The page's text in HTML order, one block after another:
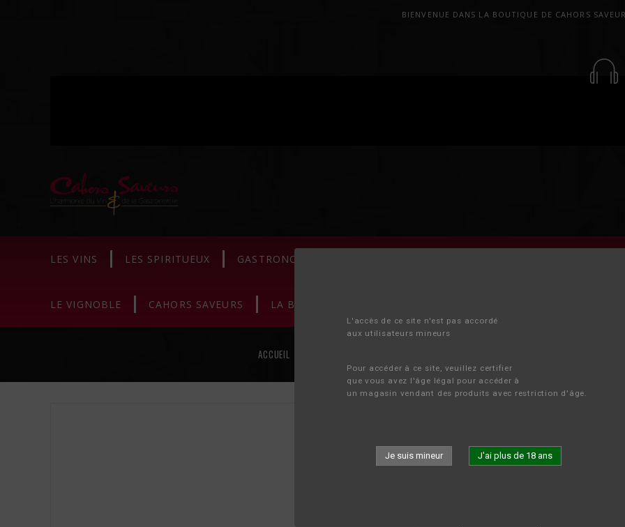
BIENVENUE DANS LA BOUTIQUE DE CAHORS
L'accès de ce site n'est pas accordé
aux utilisateurs mineurs
Pour accéder à ce site, veuillez certifier
que vous avez l'âge légal pour accéder à
un magasin vendant des produits avec restriction d'âge.
Je suis mineur J'ai plus de 18 ans
LES VINS LES SPIRITUEUX GASTRONOMIE LE
LE VIGNOBLE CAHORS SAVEURS LA BOUTIQUE ET NOS PARTENAIRES
ACCUEIL DOMAINE SOL
DOMAINE SOL PAYRE,
23,50 €
Belle robe rubis brillante et très
Nez élégant et intense aux notes
Attaque franche, ample et